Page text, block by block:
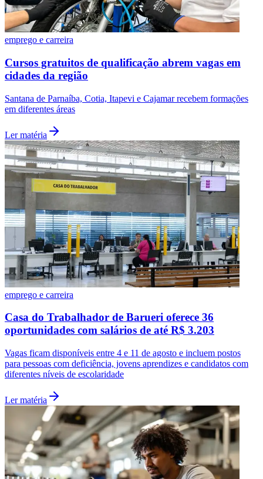
Santos
emprego e carreira
Cursos gratuitos de qualificação abrem vagas em
cidades da região
Santana de Parnaíba, Cotia, Itapevi e Cajamar recebem formações
em diferentes áreas
Ler matéria
emprego e carreira
Casa do Trabalhador de Barueri oferece 36
oportunidades com salários de até R$ 3.203
Vagas ficam disponíveis entre 4 e 11 de agosto e incluem postos
para pessoas com deficiência, jovens aprendizes e candidatos com
diferentes níveis de escolaridade
Ler matéria